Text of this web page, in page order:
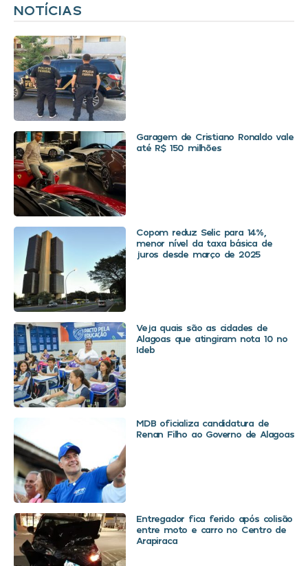
NOTÍCIAS
Garagem de Cristiano Ronaldo vale
até R$ 150 milhões
Copom reduz Selic para 14%,
menor nível da taxa básica de
juros desde março de 2025
Veja quais são as cidades de
Alagoas que atingiram nota 10 no
Ideb
MDB oficializa candidatura de
Renan Filho ao Governo de Alagoas
Entregador fica ferido após colisão
entre moto e carro no Centro de
Arapiraca